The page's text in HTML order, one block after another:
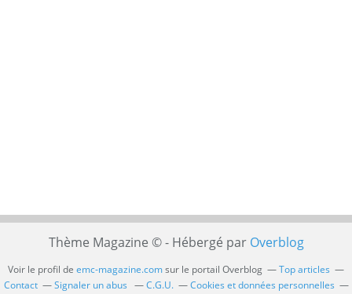
Thème Magazine © - Hébergé par Overblog
Voir le profil de emc-magazine.comsur le portail Overblog
Top articles
Contact
Signaler un abus C.G.U. Cookies et données personnelles